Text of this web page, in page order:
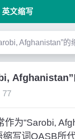
英文缩写
Afghanistan”
77
为“Sarobi,
缩写词OASB所